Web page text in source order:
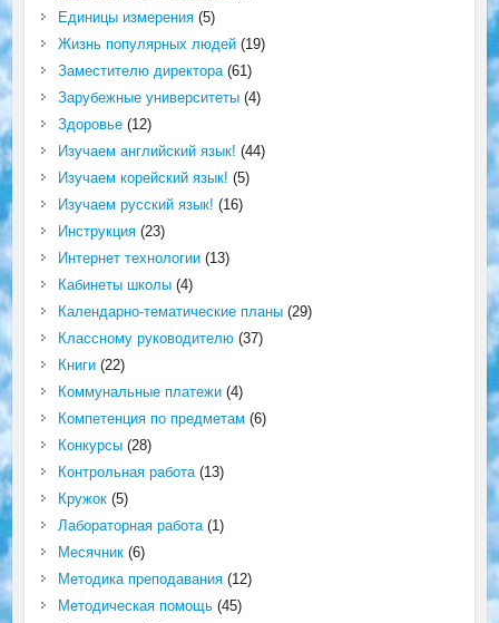
Единицы измерения(5)
Жизнь популярных людей(19)
Заместителю директора(61)
Зарубежные университеты(4)
Здоровье(12)
Изучаем английский язык! (44)
Изучаем корейский язык! (5)
Изучаем русский язык! (16)
Инструкция(23)
Интернет технологии(13)
Кабинеты школы(4)
Календарно-тематические планы(29)
Классному руководителю(37)
Книги(22)
Коммунальные платежи(4)
Компетенция по предметам (6)
Конкурсы(28)
Контрольная работа(13)
Кружок(5)
Лабораторная работа(1)
Месячник(6)
Методика преподавания(12)
Методическая помощь(45)